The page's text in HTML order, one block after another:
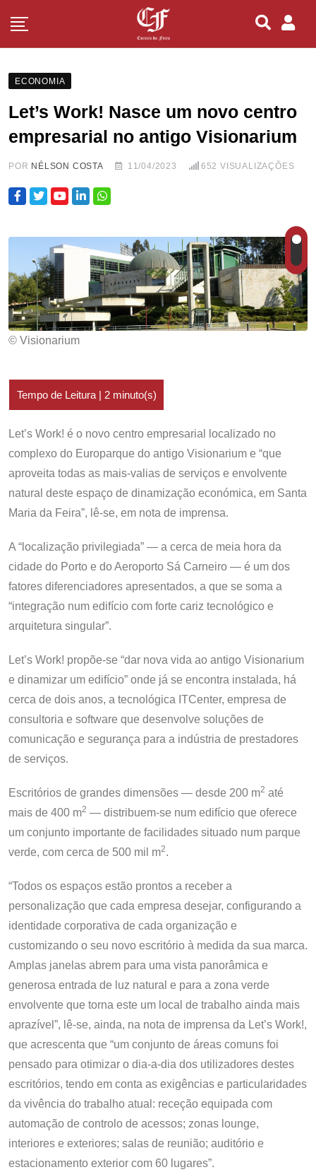
ECONOMIA
Let’s Work! Nasce um novo centro
empresarial no antigo Visionarium
POR NÉLSON COSTA 11/04/2023 652 VISUALIZAÇÕES
© Visionarium
Let’s Work! é o novo centro empresarial localizado no
complexo do Europarque do antigo Visionarium e “que
aproveita todas as mais-valias de serviços e envolvente
natural deste espaço de dinamização económica, em Santa
Maria da Feira”, lê-se, em nota de imprensa.
A “localização privilegiada” — a cerca de meia hora da
cidade do Porto e do Aeroporto Sá Carneiro — é um dos
fatores diferenciadores apresentados, a que se soma a
“integração num edifício com forte cariz tecnológico e
arquitetura singular”.
Let’s Work! propõe-se “dar nova vida ao antigo Visionarium
e dinamizar um edifício” onde já se encontra instalada, há
cerca de dois anos, a tecnológica ITCenter, empresa de
consultoria e software que desenvolve soluções de
comunicação e segurança para a indústria de prestadores
de serviços.
Escritórios de grandes dimensões — desde 200 m2 até
mais de 400 m2 — distribuem-se num edifício que oferece
um conjunto importante de facilidades situado num parque
verde, com cerca de 500 mil m2.
“Todos os espaços estão prontos a receber a
personalização que cada empresa desejar, configurando a
identidade corporativa de cada organização e
customizando o seu novo escritório à medida da sua marca.
Amplas janelas abrem para uma vista panorâmica e
generosa entrada de luz natural e para a zona verde
envolvente que torna este um local de trabalho ainda mais
aprazível”, lê-se, ainda, na nota de imprensa da Let’s Work!,
que acrescenta que “um conjunto de áreas comuns foi
pensado para otimizar o dia-a-dia dos utilizadores destes
escritórios, tendo em conta as exigências e particularidades
da vivência do trabalho atual: receção equipada com
automação de controlo de acessos; zonas lounge,
interiores e exteriores; salas de reunião; auditório e
estacionamento exterior com 60 lugares”.